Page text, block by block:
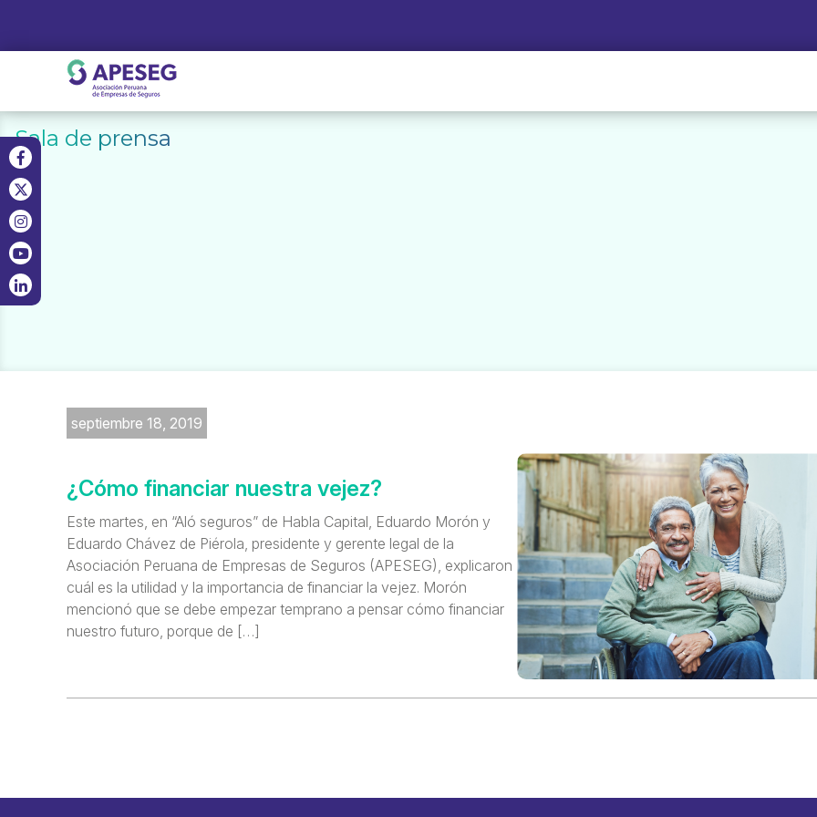
content
APESEG
Sala de prensa
septiembre 18, 2019
¿Cómo financiar nuestra vejez?
Este martes, en “Aló seguros” de Habla Capital, Eduardo Morón y
Eduardo Chávez de Piérola, presidente y gerente legal de la
Asociación Peruana de Empresas de Seguros (APESEG), explicaron
cuál es la utilidad y la importancia de financiar la vejez. Morón
mencionó que se debe empezar temprano a pensar cómo financiar
nuestro futuro, porque de […]